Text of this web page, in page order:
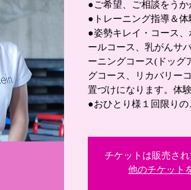
●ご希望、ご相談をうか
●トレーニング指導＆体
●姿勢キレイ・コース
ールコース、乳がんサ
ーニングコース(ドッグ
グコース、リカバリー
置づけになります。体
●おひとり様１回限り
チケットは販売さ
他のチケット